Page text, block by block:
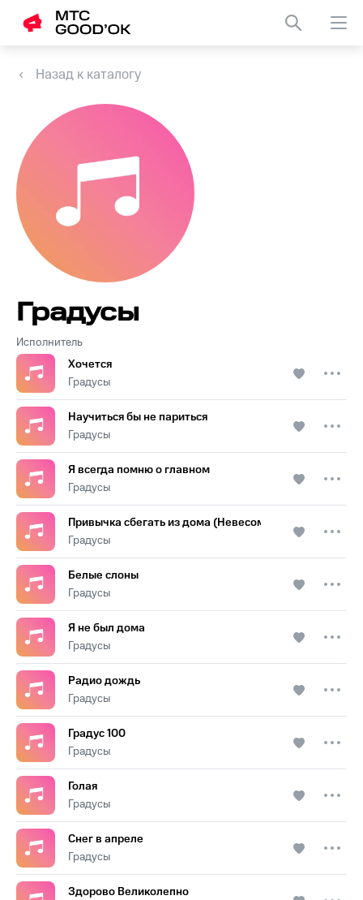
Назад к каталогу
Исполнитель
Градусы
Хочется
Градусы
Научиться бы не париться
Градусы
Я всегда помню о главном
Градусы
Привычка сбегать из дома (Невесома)
Градусы
Белые слоны
Градусы
Я не был дома
Градусы
Радио дождь
Градусы
Градус 100
Градусы
Голая
Градусы
Снег в апреле
Градусы
Здорово Великолепно